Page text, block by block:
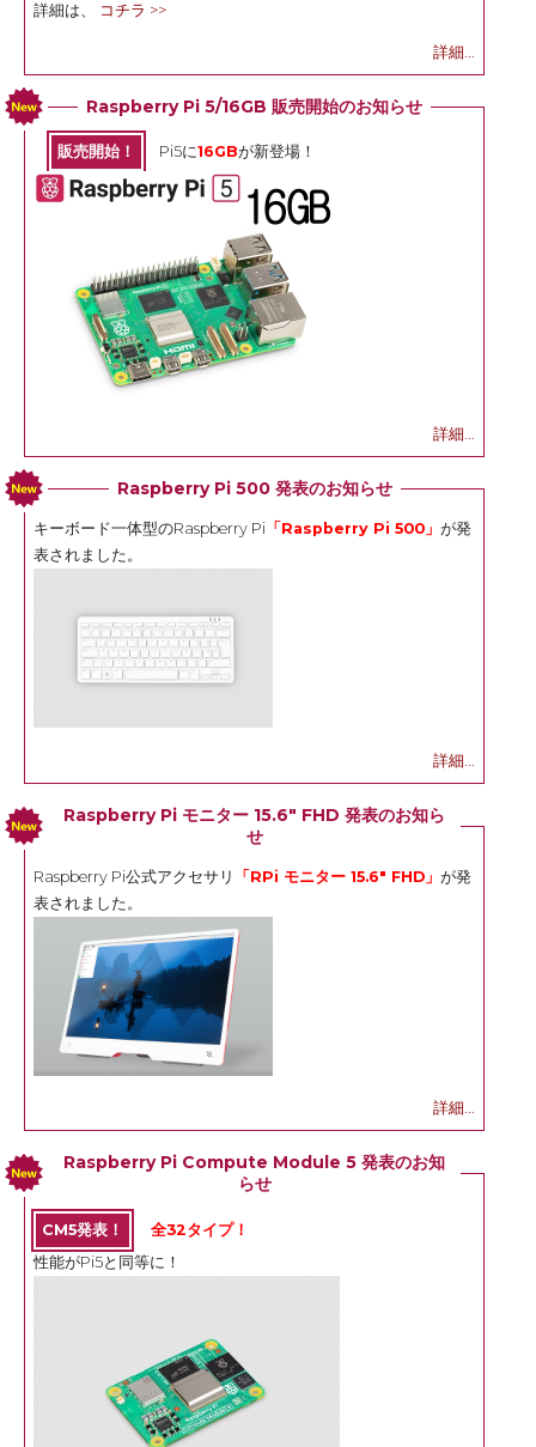
詳細は、 コチラ >>
詳細...
Raspberry Pi 5/16GB 販売開始のお知らせ
販売開始！ Pi5に16GBが新登場！
詳細...
Raspberry Pi 500 発表のお知らせ
キーボード一体型のRaspberry Pi 「Raspberry Pi 500」 が発
表されました。
詳細...
Raspberry Pi モニター 15.6" FHD 発表のお知ら
せ
Raspberry Pi公式アクセサリ 「RPi モニター 15.6" FHD」 が発
表されました。
詳細...
Raspberry Pi Compute Module 5 発表のお知
らせ
CM5発表！
全32タイプ！
性能がPi5と同等に！